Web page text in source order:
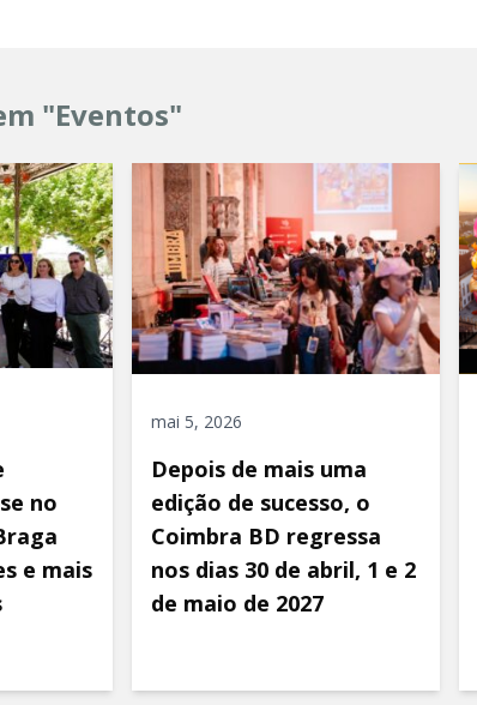
"Eventos"
no
e mais
mai 5, 2026
Depois de mais uma
edição de sucesso, o
Coimbra BD regressa
nos dias 30 de abril, 1 e 2
de maio de 2027